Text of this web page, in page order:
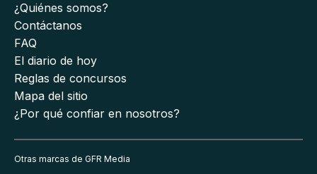
¿Quiénes somos?
Contáctanos
FAQ
El diario de hoy
Reglas de concursos
Mapa del sitio
¿Por qué confiar en nosotros?
Otras marcas de GFR Media